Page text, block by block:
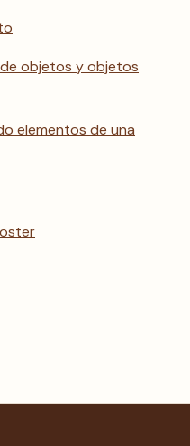
objetos y objetos
elementos de una